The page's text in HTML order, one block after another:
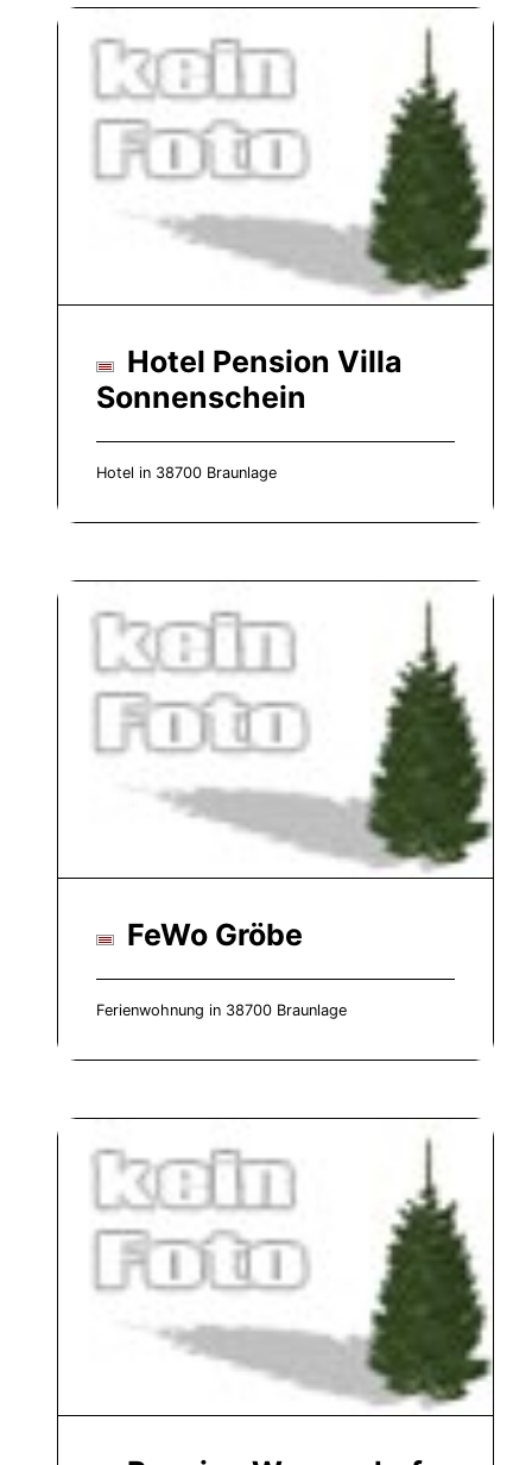
Hotel Pension Villa
Sonnenschein
Hotel in 38700 Braunlage
FeWo Gröbe
Ferienwohnung in 38700 Braunlage